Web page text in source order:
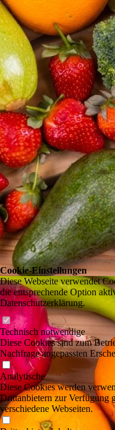
Cookie-Einstellungen
Diese Webseite verwendet
die entsprechende Option
Datenschutzerklärung.
Technisch notwendige
Diese Cookies sind zum
Nachfrage angepassten
Analytische
Diese Cookies werden
Drittanbietern zur Verfügung
verschiedene Webseiten.